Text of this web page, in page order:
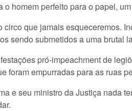
o homem perfeito para o papel,
circo que jamais esqueceremos.
sendo submetidos a uma brutal
pró-impeachment de
foram empurradas para as ruas
e seu ministro da Justiça nada